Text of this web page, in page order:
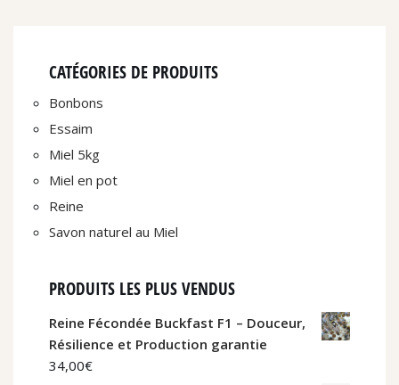
CATÉGORIES DE PRODUITS
Bonbons
Essaim
Miel 5kg
Miel en pot
Reine
Savon naturel au Miel
PRODUITS LES PLUS VENDUS
Reine Fécondée Buckfast F1 – Douceur,
Résilience et Production garantie
34,00€